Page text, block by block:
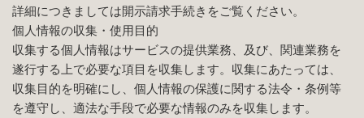
詳細につきましては開示請求手続きをご覧ください。
個人情報の収集・使用目的
収集する個人情報はサービスの提供業務、及び、関連業務を
遂行する上で必要な項目を収集します。収集にあたっては、
収集目的を明確にし、個人情報の保護に関する法令・条例等
を遵守し、適法な手段で必要な情報のみを収集します。